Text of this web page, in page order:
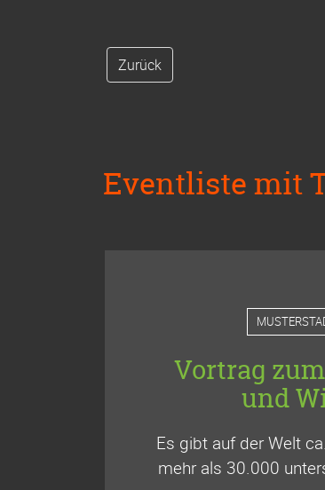
Zurück
Eventliste mit
Vortrag
und
Es gibt auf der Welt
mehr als 30.000